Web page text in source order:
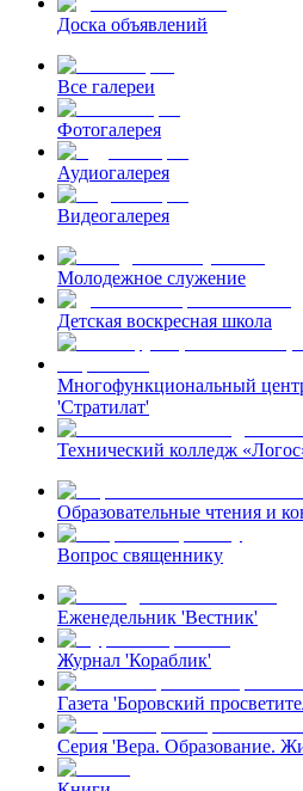
Доска объявлений
Все галереи
Фотогалерея
Аудиогалерея
Видеогалерея
Молодежное служение
Детская воскресная школа
Многофункциональный
'Стратилат'
Технический колледж
Образовательные чтения и
Вопрос священнику
Еженедельник 'Вестник'
Журнал 'Кораблик'
Газета 'Боровский
Серия 'Вера. Образование.